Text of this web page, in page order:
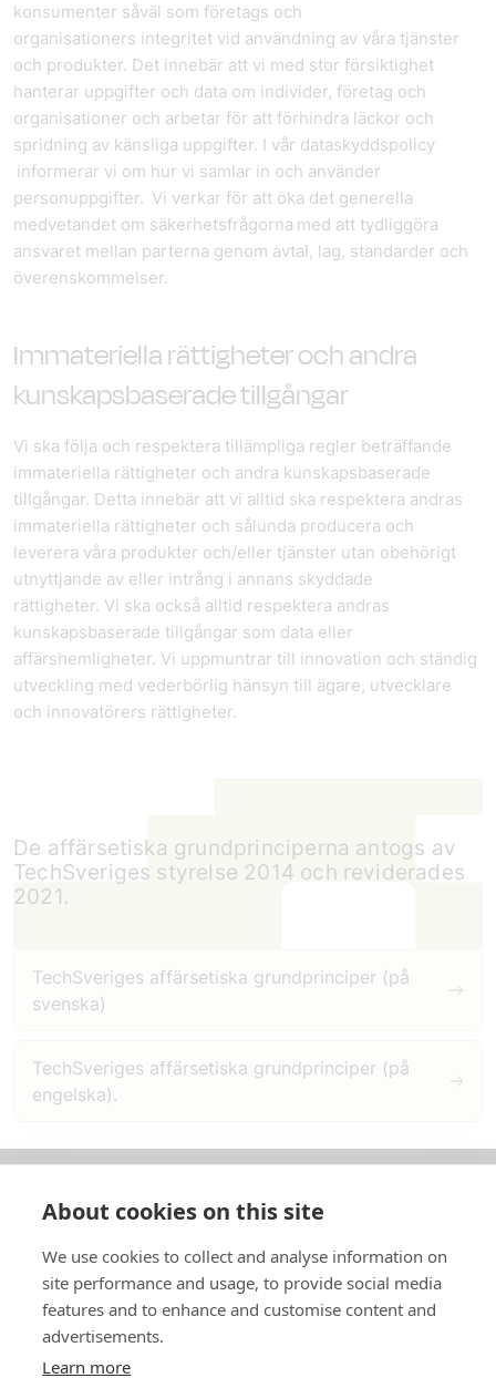
konsumenter såväl som företags och
organisationers integritet vid användning av våra tjänster
och produkter. Det innebär att vi med stor försiktighet
hanterar uppgifter och data om individer, företag och
organisationer och arbetar för att förhindra läckor och
spridning av känsliga uppgifter. I vår dataskyddspolicy
informerar vi om hur vi samlar in och använder
personuppgifter. Vi verkar för att öka det generella
medvetandet om säkerhetsfrågorna med att tydliggöra
ansvaret mellan parterna genom avtal, lag, standarder och
överenskommelser.
Immateriella rättigheter och andra
kunskapsbaserade tillgångar
Vi ska följa och respektera tillämpliga regler beträffande
immateriella rättigheter och andra kunskapsbaserade
tillgångar. Detta innebär att vi alltid ska respektera andras
immateriella rättigheter och sålunda producera och
leverera våra produkter och/eller tjänster utan obehörigt
utnyttjande av eller intrång i annans skyddade
rättigheter. Vi ska också alltid respektera andras
kunskapsbaserade tillgångar som data eller
affärshemligheter. Vi uppmuntrar till innovation och ständig
utveckling med vederbörlig hänsyn till ägare, utvecklare
och innovatörers rättigheter.
De affärsetiska grundprinciperna antogs av
TechSveriges styrelse 2014 och reviderades
2021.
TechSveriges affärsetiska grundprinciper (på
svenska)
TechSveriges affärsetiska grundprinciper (på
engelska).
In English
Standardavtal
Snabblänkar
About cookies on this site
We use cookies to collect and analyse information on
site performance and usage, to provide social media
features and to enhance and customise content and
advertisements.
Learn more